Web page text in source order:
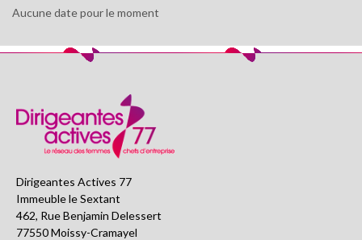
Aucune date pour le moment
Dirigeantes Actives 77
Immeuble le Sextant
462, Rue Benjamin Delessert
77550 Moissy-Cramayel